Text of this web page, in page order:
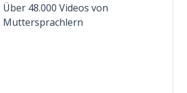
Über 48.000 Videos von
Muttersprachlern